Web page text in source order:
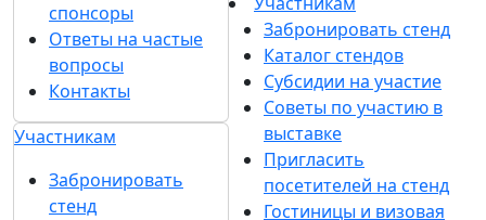
спонсоры
Ответы на частые
вопросы
Контакты
Участникам
Забронировать
стенд
Забронировать стенд
Каталог стендов
Субсидии на участие
Советы по участию в
выставке
Пригласить
посетителей на стенд
Гостиницы и визовая